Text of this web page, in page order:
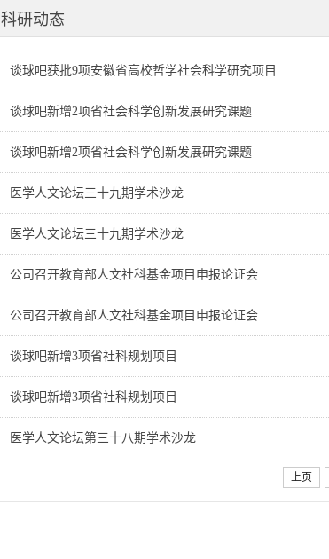
科研动态
谈球吧获批9项安徽省高校哲学社会科学研究项目
谈球吧新增2项省社会科学创新发展研究课题
谈球吧新增2项省社会科学创新发展研究课题
医学人文论坛三十九期学术沙龙
医学人文论坛三十九期学术沙龙
公司召开教育部人文社科基金项目申报论证会
公司召开教育部人文社科基金项目申报论证会
谈球吧新增3项省社科规划项目
谈球吧新增3项省社科规划项目
医学人文论坛第三十八期学术沙龙
上页